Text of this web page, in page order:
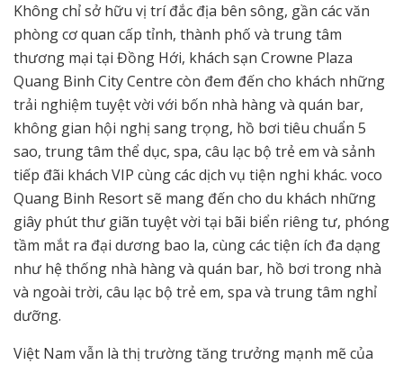
Không chỉ sở hữu vị trí đắc địa bên sông, gần các văn
phòng cơ quan cấp tỉnh, thành phố và trung tâm
thương mại tại Đồng Hới, khách sạn Crowne Plaza
Quang Binh City Centre còn đem đến cho khách những
trải nghiệm tuyệt vời với bốn nhà hàng và quán bar,
không gian hội nghị sang trọng, hồ bơi tiêu chuẩn 5
sao, trung tâm thể dục, spa, câu lạc bộ trẻ em và sảnh
tiếp đãi khách VIP cùng các dịch vụ tiện nghi khác. voco
Quang Binh Resort sẽ mang đến cho du khách những
giây phút thư giãn tuyệt vời tại bãi biển riêng tư, phóng
tầm mắt ra đại dương bao la, cùng các tiện ích đa dạng
như hệ thống nhà hàng và quán bar, hồ bơi trong nhà
và ngoài trời, câu lạc bộ trẻ em, spa và trung tâm nghỉ
dưỡng.
Việt Nam vẫn là thị trường tăng trưởng mạnh mẽ của